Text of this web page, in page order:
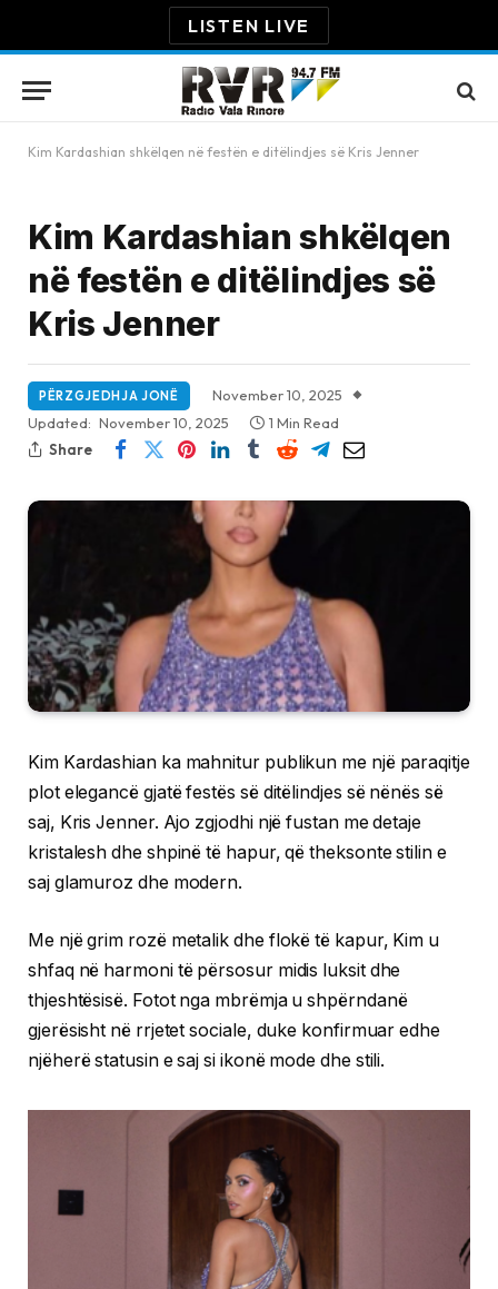
LISTEN LIVE
Kim Kardashian shkëlqen në festën e ditëlindjes së Kris Jenner
Kim Kardashian shkëlqen
në festën e ditëlindjes së
Kris Jenner
PËRZGJEDHJA JONË
November 10, 2025
Updated: November 10, 2025
1 Min Read
Share
Kim Kardashian ka mahnitur publikun me një paraqitje
plot elegancë gjatë festës së ditëlindjes së nënës së
saj, Kris Jenner. Ajo zgjodhi një fustan me detaje
kristalesh dhe shpinë të hapur, që theksonte stilin e
saj glamuroz dhe modern.
Me një grim rozë metalik dhe flokë të kapur, Kim u
shfaq në harmoni të përsosur midis luksit dhe
thjeshtësisë. Fotot nga mbrëmja u shpërndanë
gjerësisht në rrjetet sociale, duke konfirmuar edhe
njëherë statusin e saj si ikonë mode dhe stili.